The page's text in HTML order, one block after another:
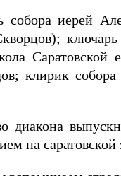
собора иерей
ключарь
Саратовской
клирик собора
на саратовской